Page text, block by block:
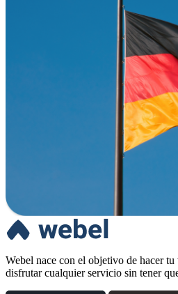
Webel nace con el objetivo de hacer
disfrutar cualquier servicio sin tener